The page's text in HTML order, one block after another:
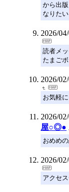
から出
なりたい
2026/
読者メ
たまご
2026/
お気軽
2026/
屋○◎●
おめめ
2026/
アクセ